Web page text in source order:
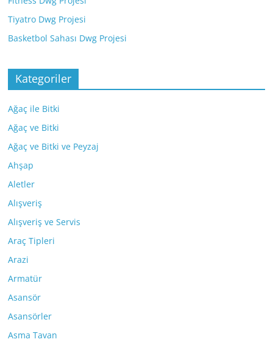
Tiyatro Dwg Projesi
Basketbol Sahası Dwg Projesi
Kategoriler
Ağaç ile Bitki
Ağaç ve Bitki
Ağaç ve Bitki ve Peyzaj
Ahşap
Aletler
Alışveriş
Alışveriş ve Servis
Araç Tipleri
Arazi
Armatür
Asansör
Asansörler
Asma Tavan